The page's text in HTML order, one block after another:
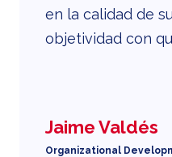
en la calidad de
objetividad con
Jaime Valdés
Organizational